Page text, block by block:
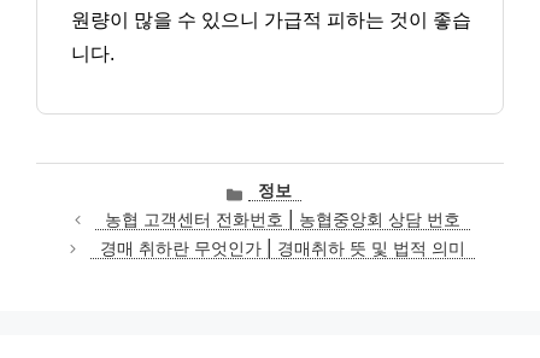
원량이 많을 수 있으니 가급적 피하는 것이 좋습
니다.
카
테
고
리
정보
농협 고객센터 전화번호 | 농협중앙회 상담 번호
경매 취하란 무엇인가 | 경매취하 뜻 및 법적 의미